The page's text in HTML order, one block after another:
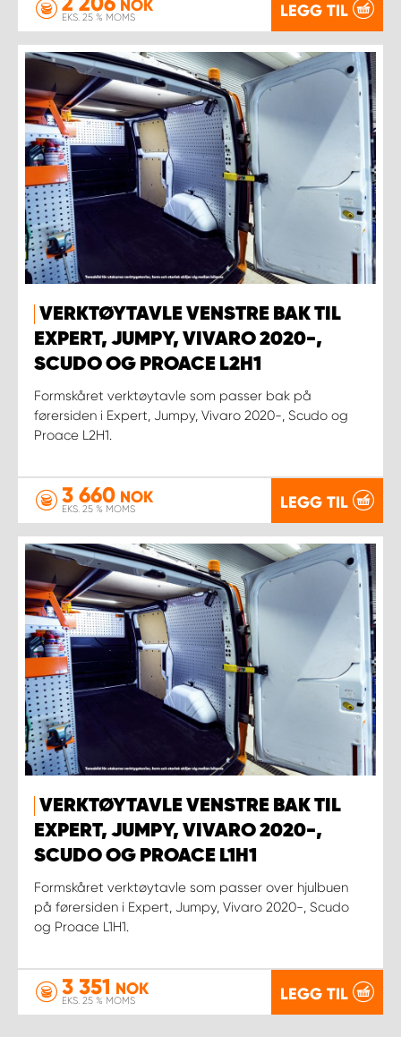
NOK
EKS. 25 % MOMS LEGG TIL
VERKTØYTAVLE VENSTRE BAK TIL
EXPERT, JUMPY, VIVARO 2020-,
SCUDO OG PROACE L2H1
Formskåret verktøytavle som passer bak på
førersiden i Expert, Jumpy, Vivaro 2020-, Scudo og
Proace L2H1.
3 660 NOK
EKS. 25 % MOMS LEGG TIL
VERKTØYTAVLE VENSTRE BAK TIL
EXPERT, JUMPY, VIVARO 2020-,
SCUDO OG PROACE L1H1
Formskåret verktøytavle som passer over hjulbuen
på førersiden i Expert, Jumpy, Vivaro 2020-, Scudo
og Proace L1H1.
3 351 NOK
EKS. 25 % MOMS LEGG TIL